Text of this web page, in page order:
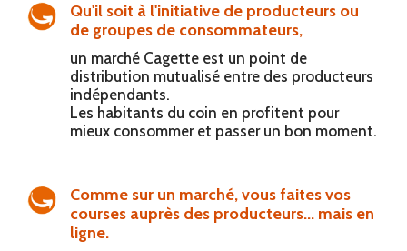
Qu'il soit à l'initiative de producteurs ou
de groupes de consommateurs,
un marché Cagette est un point de
distribution mutualisé entre des producteurs
indépendants.
Les habitants du coin en profitent pour
mieux consommer et passer un bon moment.
Comme sur un marché, vous faites vos
courses auprès des producteurs... mais en
ligne.